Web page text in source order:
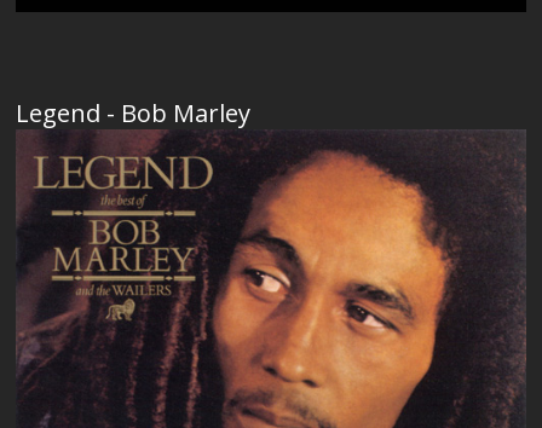
Legend - Bob Marley